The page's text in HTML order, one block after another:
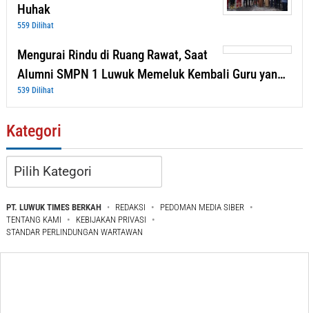
Huhak
559 Dilihat
Mengurai Rindu di Ruang Rawat, Saat
Alumni SMPN 1 Luwuk Memeluk Kembali Guru yan…
539 Dilihat
Kategori
Kategori
PT. LUWUK TIMES BERKAH REDAKSI
PEDOMAN MEDIA SIBER
TENTANG KAMI
KEBIJAKAN PRIVASI
STANDAR PERLINDUNGAN WARTAWAN